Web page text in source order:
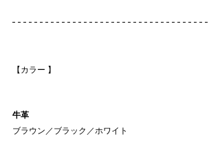
【カラー 】
牛革
ブラウン／ブラック／ホワイト